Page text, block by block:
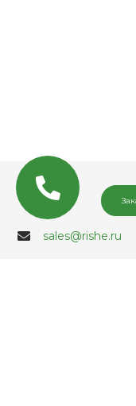
sales@rishe.ru
Центральный